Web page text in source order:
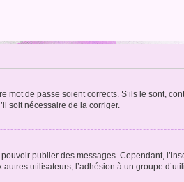
de passe soient corrects. S’ils le sont,
soit nécessaire de la corriger.
publier des messages. Cependant,
utilisateurs, l’adhésion à un groupe